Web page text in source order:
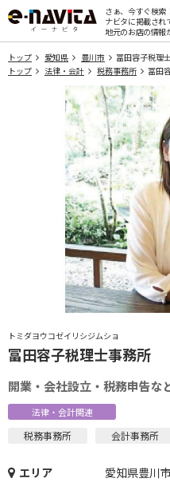
さぁ、今すぐ検索！
ナビタに掲載され
地元のお店の情報
トップ 愛知県 豊川市
冨田容子税理
トップ
法律・会計 税務事務所 冨田
トミダヨウコゼイリシジムショ
冨田容子税理士事務所
開業・会社設立・税務申告な
法律・会計関連
税務事務所 会計事務所
エリア
愛知県豊川市